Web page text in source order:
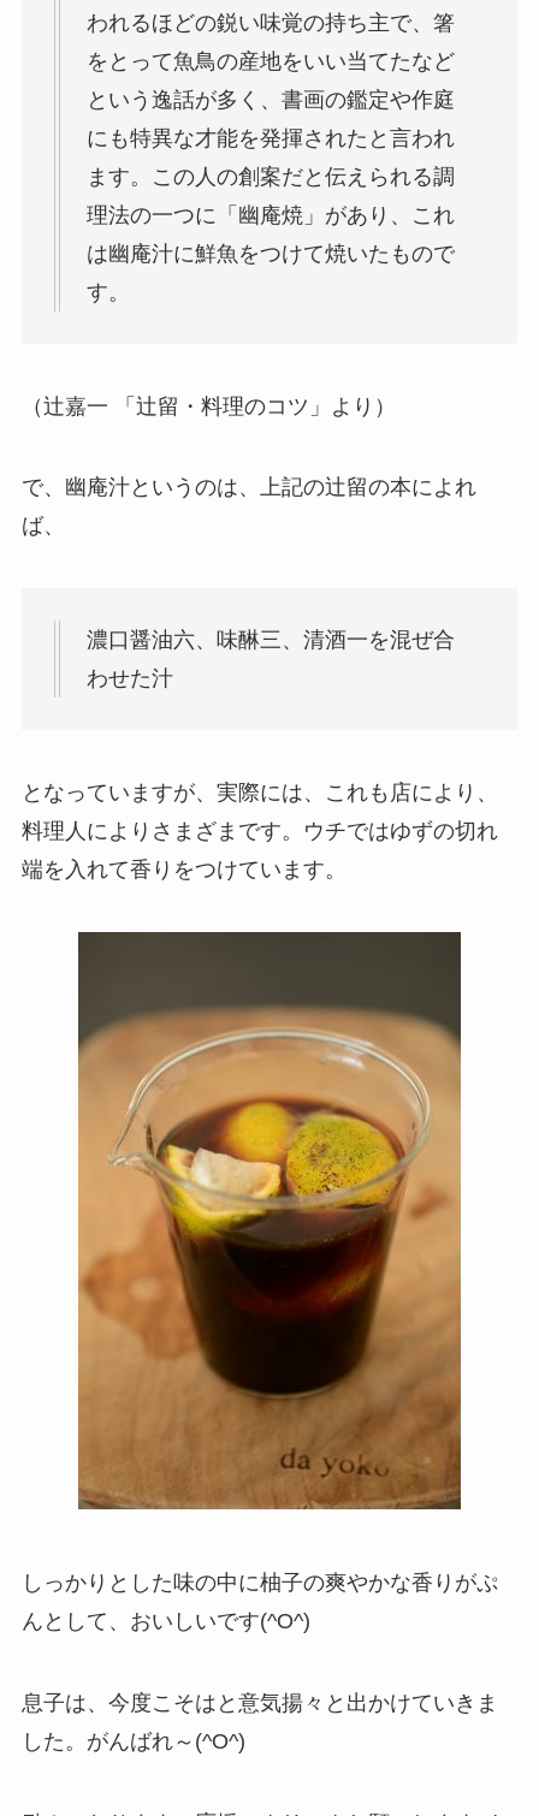
われるほどの鋭い味覚の持ち主で、箸
をとって魚鳥の産地をいい当てたなど
という逸話が多く、書画の鑑定や作庭
にも特異な才能を発揮されたと言われ
ます。この人の創案だと伝えられる調
理法の一つに「幽庵焼」があり、これ
は幽庵汁に鮮魚をつけて焼いたもので
す。
（辻嘉一 「辻留・料理のコツ」より）
で、幽庵汁というのは、上記の辻留の本によれ
ば、
濃口醤油六、味醂三、清酒一を混ぜ合
わせた汁
となっていますが、実際には、これも店により、
料理人によりさまざまです。ウチではゆずの切れ
端を入れて香りをつけています。
しっかりとした味の中に柚子の爽やかな香りがぷ
んとして、おいしいです(^O^)
息子は、今度こそはと意気揚々と出かけていきま
した。がんばれ～(^O^)